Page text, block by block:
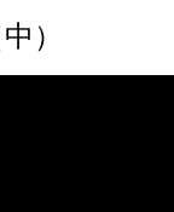
）